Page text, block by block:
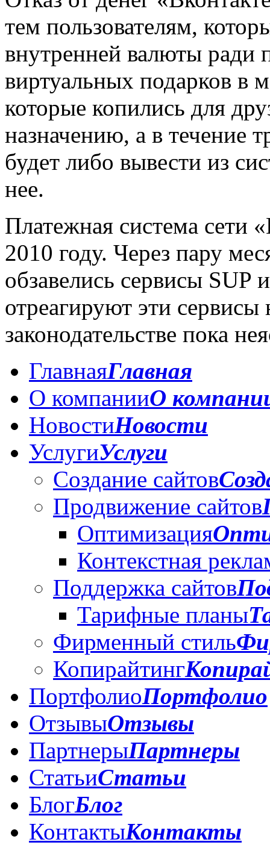
тем пользователям,
внутренней валюты ради
виртуальных подарков в
которые копились для
назначению, а в течение
будет либо вывести из
нее.
Платежная система сети
2010 году. Через пару
обзавелись сервисы
отреагируют эти сервисы
законодательстве пока
ГлавнаяГлавная
О компанииО
НовостиНовости
УслугиУслуги
Создание сайтов
Продвижение сайтов
Оптимизация
Контекстная
Поддержка сайтов
Тарифные планы
Фирменный стиль
Копирайтинг
ПортфолиоПортфолио
ОтзывыОтзывы
ПартнерыПартнеры
СтатьиСтатьи
БлогБлог
КонтактыКонтакты